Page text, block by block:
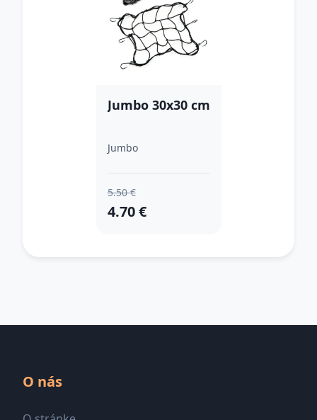
Jumbo 30x30 cm
Jumbo
5.50 €
4.70 €
O nás